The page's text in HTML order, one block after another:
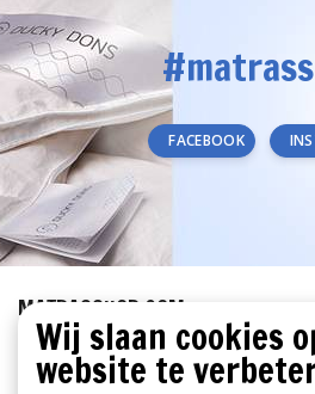
FACEBOOK
MATRASSHOP.COM
KLANTENSERVICE
Wij slaan cookies
website te